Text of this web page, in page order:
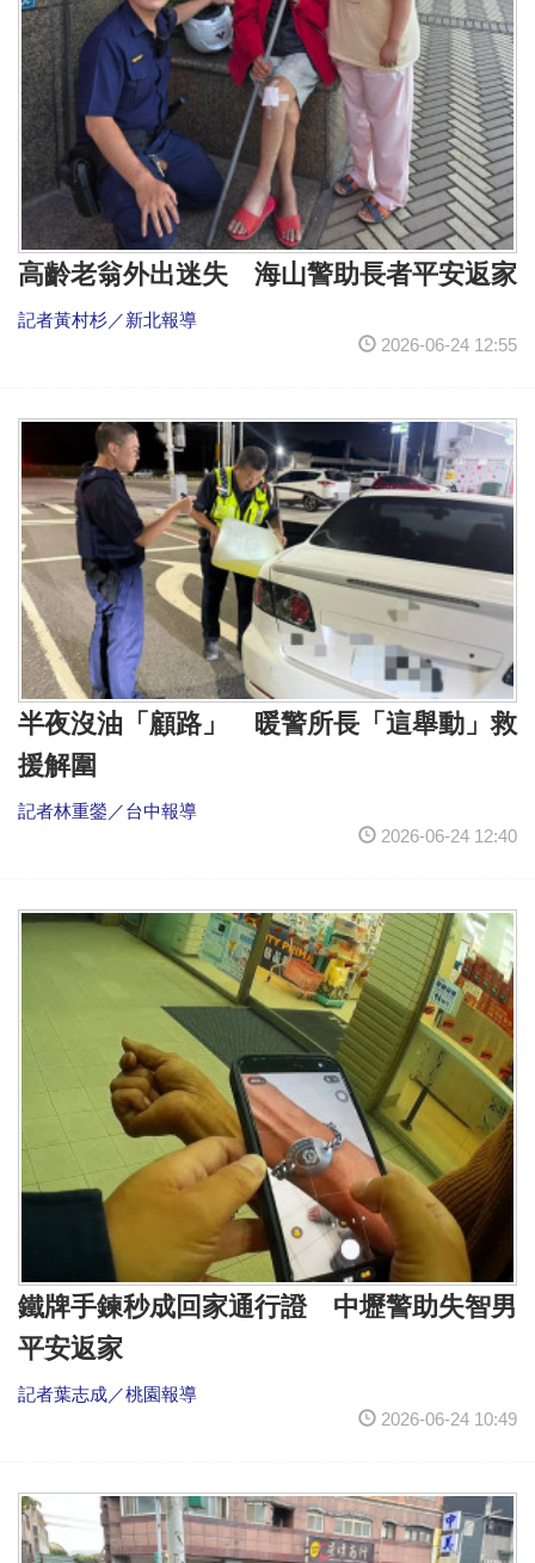
高齡老翁外出迷失 海山警助長者平安返家
記者黃村杉／新北報導
2026-06-24 12:55
半夜沒油「顧路」 暖警所長「這舉動」救
援解圍
記者林重鎣／台中報導
2026-06-24 12:40
鐵牌手鍊秒成回家通行證 中壢警助失智男
平安返家
記者葉志成／桃園報導
2026-06-24 10:49